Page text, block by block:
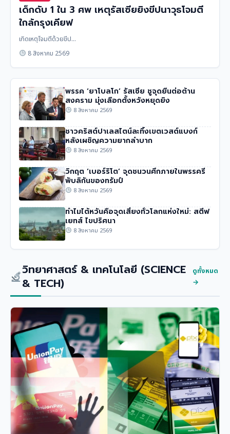
เด็กดับ 1 ใน 3 ศพ เหตุรัสเซียยิงขีปนาวุธโจมตี
ใกล้กรุงเคียฟ
เกิดเหตุโจมตีด้วยขีป...
8 สิงหาคม 2569
พรรค ‘ยาโบลโก’ รัสเซีย ชูจุดยืนต่อต้าน
สงคราม มุ่งเลือกตั้งหวังหยุดยิง
8 สิงหาคม 2569
ชาวคริสต์ปาเลสไตน์ละทิ้งเขตเวสต์แบงก์
หลังเผชิญความยากลำบาก
8 สิงหาคม 2569
วิกฤต ‘เบอร์ริโต’ จุดชนวนศึกภายในพรรครี
พับลิกันของทรัมป์
8 สิงหาคม 2569
ทำไมไต้หวันคือจุดเสี่ยงทั่วโลกแห่งใหม่: สตีฟ
เยทส์ ไขปริศนา
8 สิงหาคม 2569
วิทยาศาสตร์ & เทคโนโลยี (SCIENCE
& TECH)
ดูทั้งหมด
→